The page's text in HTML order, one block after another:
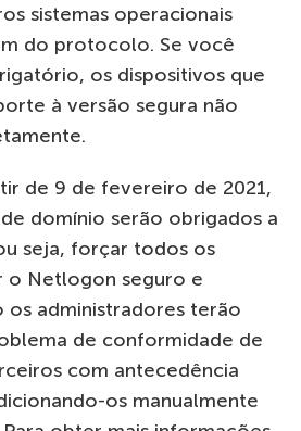
sistemas operacionais
do protocolo. Se você
os dispositivos que
à versão segura não
de 9 de fevereiro de 2021,
domínio serão obrigados a
seja, forçar todos os
o Netlogon seguro e
os administradores terão
de conformidade de
com antecedência
os manualmente